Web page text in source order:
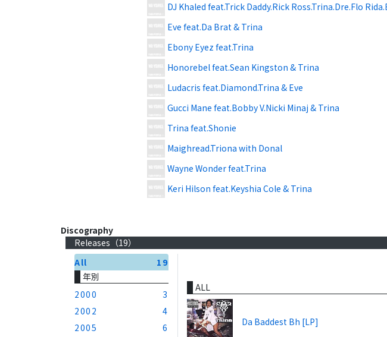
DJ Khaled feat.Trick Daddy.Rick Ross.Trina.Dre.Flo
Eve feat.Da Brat & Trina
Ebony Eyez feat.Trina
Honorebel feat.Sean Kingston & Trina
Ludacris feat.Diamond.Trina & Eve
Gucci Mane feat.Bobby V.Nicki Minaj & Trina
Trina feat.Shonie
Maighread.Triona with Donal
Wayne Wonder feat.Trina
Keri Hilson feat.Keyshia Cole & Trina
Discography
Releases（19）
All
19
年別
2000
3
2002
4
2005
6
ALL
Da Baddest Bh [LP]